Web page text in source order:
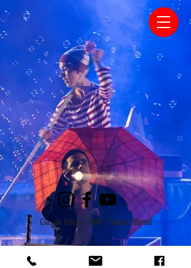
Cia. de Feitos - 2009 - Teatro Infantil